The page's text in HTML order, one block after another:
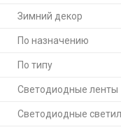
Зимний декор
По назначению
По типу
Светодиодные ленты
Светодиодные